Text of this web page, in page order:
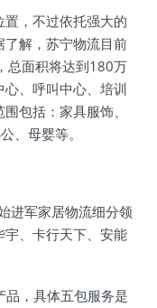
，不过依托强大的
解，苏宁物流目前
总面积将达到180万
、呼叫中心、培训
包括：家具服饰、
、母婴等。
进军家居物流细分领
、卡行天下、安能
品，具体五包服务是